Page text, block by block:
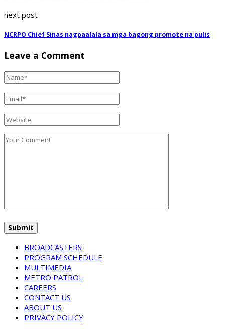
next post
NCRPO Chief Sinas nagpaalala sa mga bagong promote na pulis
Leave a Comment
BROADCASTERS
PROGRAM SCHEDULE
MULTIMEDIA
METRO PATROL
CAREERS
CONTACT US
ABOUT US
PRIVACY POLICY